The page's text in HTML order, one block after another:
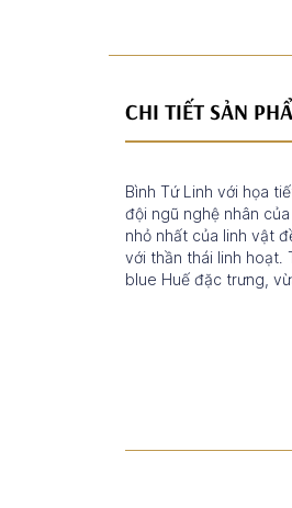
CHI TIẾT SẢN
Bình Tứ Linh với họa
đội ngũ nghệ nhân
nhỏ nhất của linh vật
với thần thái linh hoạt.
blue Huế đặc trưng,